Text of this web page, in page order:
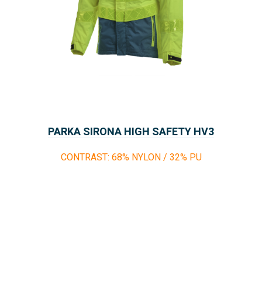
PARKA SIRONA HIGH SAFETY HV3
CONTRAST: 68% NYLON / 32% PU